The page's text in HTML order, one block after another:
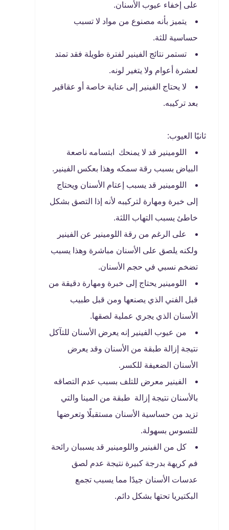
على إخفاء عيوب الأسنان.
يتميز بأنه مصنوع من مواد لا تسبب
حساسية للثة.
تستمر نتائج الفينير لفترة طويلة فقد تمتد
لعشرة أعوام ولا يتغير لونه.
لا يحتاج الفينير إلى عناية خاصة أو عقاقير
بعد تركيبه.
ثانيًا العيوب:
اللومينير قد لا يمنحك ابتسامه ناصعة
البياض بسبب رقة سمكه وهذا بعكس الفينير.
اللومينير قد يسبب إعتام الأسنان ويحتاج
إلى خبرة ومهارة لتركيبه لأنه إذا التصق بشكل
خاطئ يسبب التهاب اللثة.
على الرغم من رقة اللومينير عن الفينير
ولكنه يلصق على الأسنان مباشرة وهذا يسبب
تضخم نسبي في حجم الأسنان.
اللومينير يحتاج إلى خبرة ومهارة دقيقة من
قبل الفني الذي يصنعها ومن قبل طبيب
الأسنان الذي يجري عملية لصقها.
من عيوب الفينير إنه يعرض الأسنان للتآكل
نتيجة إزالة طبقة من الأسنان وقد يعرض
الأسنان الضعيفة للكسر.
الفينير معرض للتلف بسبب عدم التصاقه
بالأسنان نتيجة إزالة طبقة من المينا والتي
تزيد من حساسية الأسنان مستقبلًا وتعرضها
للتسوس بسهولة.
كل من الفينير واللومينير قد يسببان رائحة
فم كريهة بدرجة كبيرة نتيجة عدم لصق
عدسات الأسنان جيدًا مما يسبب تجمع
البكتيريا تحتها بشكل دائم.